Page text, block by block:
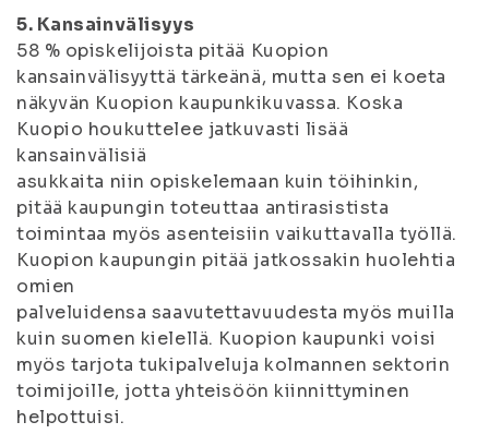
5. Kansainvälisyys
58 % opiskelijoista pitää Kuopion
kansainvälisyyttä tärkeänä, mutta sen ei koeta
näkyvän Kuopion kaupunkikuvassa. Koska
Kuopio houkuttelee jatkuvasti lisää
kansainvälisiä
asukkaita niin opiskelemaan kuin töihinkin,
pitää kaupungin toteuttaa antirasistista
toimintaa myös asenteisiin vaikuttavalla työllä.
Kuopion kaupungin pitää jatkossakin huolehtia
omien
palveluidensa saavutettavuudesta myös muilla
kuin suomen kielellä. Kuopion kaupunki voisi
myös tarjota tukipalveluja kolmannen sektorin
toimijoille, jotta yhteisöön kiinnittyminen
helpottuisi.